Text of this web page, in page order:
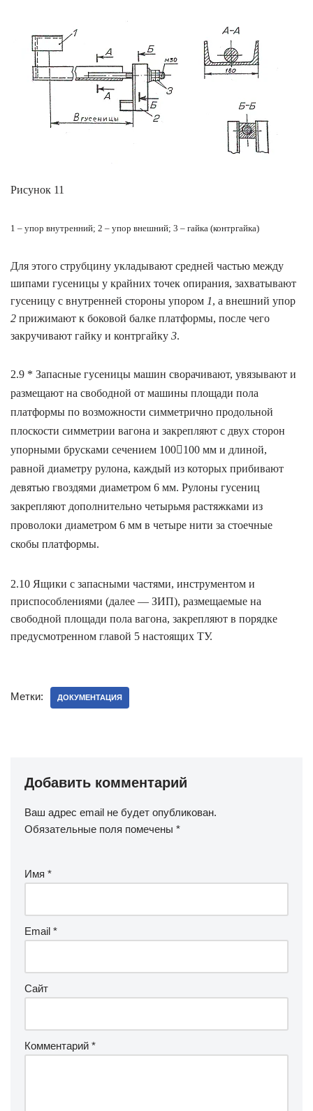
Рисунок 11
1 – упор внутренний; 2 – упор внешний; 3 – гайка (контргайка)
Для этого струбцину укладывают средней частью между
шипами гусеницы у крайних точек опирания, захватывают
гусеницу с внутренней стороны упором 1, а внешний упор
2 прижимают к боковой балке платформы, после чего
закручивают гайку и контргайку 3.
2.9 * Запасные гусеницы машин сворачивают, увязывают и
размещают на свободной от машины площади пола
платформы по возможности симметрично продольной
плоскости симметрии вагона и закрепляют с двух сторон
упорными брусками сечением 100100 мм и длиной,
равной диаметру рулона, каждый из которых прибивают
девятью гвоздями диаметром 6 мм. Рулоны гусениц
закрепляют дополнительно четырьмя растяжками из
проволоки диаметром 6 мм в четыре нити за стоечные
скобы платформы.
2.10 Ящики с запасными частями, инструментом и
приспособлениями (далее — ЗИП), размещаемые на
свободной площади пола вагона, закрепляют в порядке
предусмотренном главой 5 настоящих ТУ.
Метки: ДОКУМЕНТАЦИЯ
Добавить комментарий
Ваш адрес email не будет опубликован.
Обязательные поля помечены *
Имя *
Email *
Сайт
Комментарий *